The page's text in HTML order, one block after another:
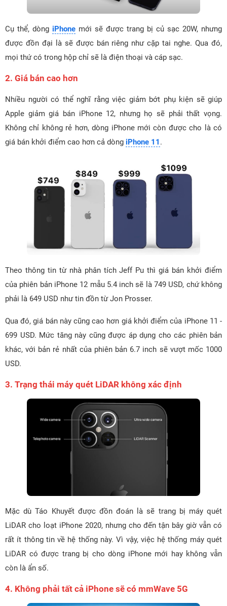
Cụ thể, dòng iPhone mới sẽ được trang bị củ sạc 20W, nhưng
được đồn đại là sẽ được bán riêng như cặp tai nghe. Qua đó,
mọi thứ có trong hộp chỉ sẽ là điện thoại và cáp sạc.
2. Giá bán cao hơn
Nhiều người có thể nghĩ rằng việc giảm bớt phụ kiện sẽ giúp
Apple giảm giá bán iPhone 12, nhưng họ sẽ phải thất vọng.
Không chỉ không rẻ hơn, dòng iPhone mới còn được cho là có
giá bán khởi điểm cao hơn cả dòng iPhone 11 .
Theo thông tin từ nhà phân tích Jeff Pu thì giá bán khởi điểm
của phiên bản iPhone 12 mẫu 5.4 inch sẽ là 749 USD, chứ không
phải là 649 USD như tin đồn từ Jon Prosser.
Qua đó, giá bán này cũng cao hơn giá khởi điểm của iPhone 11 -
699 USD. Mức tăng này cũng được áp dụng cho các phiên bản
khác, với bản rẻ nhất của phiên bản 6.7 inch sẽ vượt mốc 1000
USD.
3. Trạng thái máy quét LiDAR không xác định
Mặc dù Táo Khuyết được đồn đoán là sẽ trang bị máy quét
LiDAR cho loạt iPhone 2020, nhưng cho đến tận bây giờ vẫn có
rất ít thông tin về hệ thống này. Vì vậy, việc hệ thống máy quét
LiDAR có được trang bị cho dòng iPhone mới hay không vẫn
còn là ẩn số.
4. Không phải tất cả iPhone sẽ có mmWave 5G